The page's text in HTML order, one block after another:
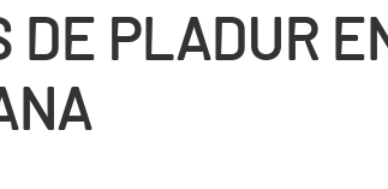
DE PLADUR